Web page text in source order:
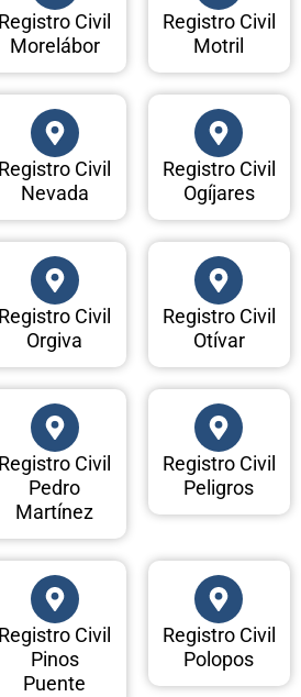
Registro Civil
Morelábor
Registro Civil
Motril
Registro Civil
Nevada
Registro Civil
Ogíjares
Registro Civil
Orgiva
Registro Civil
Otívar
Registro Civil
Pedro
Martínez
Registro Civil
Peligros
Registro Civil
Pinos
Puente
Registro Civil
Polopos